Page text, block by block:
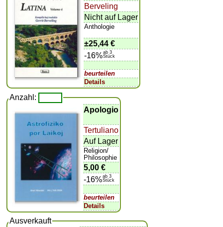
Berveling
Nicht auf Lager
Anthologie
±25,44 €
-16%ab 3
Stück
beurteilen
Details
Anzahl:
Apologio
Tertuliano
Auf Lager
Religion/
Philosophie
5,00 €
-16%ab 3
Stück
beurteilen
Details
Ausverkauft